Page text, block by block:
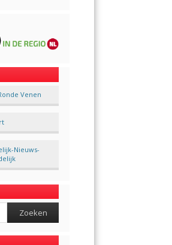
Venen
Nieuws-